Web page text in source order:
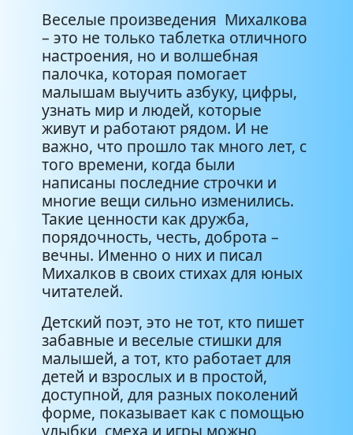
Веселые произведения Михалкова
– это не только таблетка отличного
настроения, но и волшебная
палочка, которая помогает
малышам выучить азбуку, цифры,
узнать мир и людей, которые
живут и работают рядом. И не
важно, что прошло так много лет, с
того времени, когда были
написаны последние строчки и
многие вещи сильно изменились.
Такие ценности как дружба,
порядочность, честь, доброта –
вечны. Именно о них и писал
Михалков в своих стихах для юных
читателей.
Детский поэт, это не тот, кто пишет
забавные и веселые стишки для
малышей, а тот, кто работает для
детей и взрослых и в простой,
доступной, для разных поколений
форме, показывает как с помощью
улыбки, смеха и игры можно